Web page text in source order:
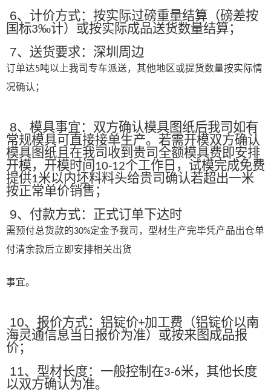
6、计价方式：按实际过磅重量结算（磅差按
国标3‰计）或按实际成品送货数量结算；
7、送货要求：深圳周边
订单达5吨以上我司专车派送，其他地区或提货数量按实际情
况确认；
8、模具事宜：双方确认模具图纸后我司如有
常规模具可直接接单生产。若需开模双方确认
模具图纸且在我司收到贵司全额模具费即安排
开模，开模时间 10-12个工作日，试模完成免费
提供1米以内坯料料头给贵司确认若超出一米
按正常单价销售；
9、付款方式：正式订单下达时
需预付总货款的30%定金予我司，型材生产完毕凭产品出仓单
付清余款后立即安排相关出货
事宜。
10、报价方式：铝锭价+加工费（铝锭价以南
海灵通信息当日报价为准）或按来图成品报
价；
11、型材长度：一般控制在3-6米，其他长度
以双方确认为准。